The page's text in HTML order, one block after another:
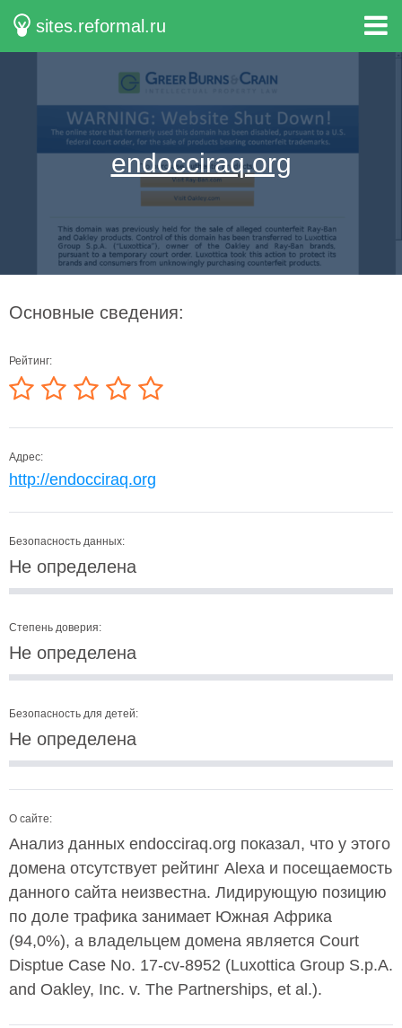
sites.reformal.ru
endocciraq.org
Основные сведения:
Рейтинг:
Адрес:
http://endocciraq.org
Безопасность данных:
Не определена
Степень доверия:
Не определена
Безопасность для детей:
Не определена
О сайте:
Анализ данных endocciraq.org показал, что у этого
домена отсутствует рейтинг Alexa и посещаемость
данного сайта неизвестна. Лидирующую позицию
по доле трафика занимает Южная Африка
(94,0%), а владельцем домена является Court
Disptue Case No. 17-cv-8952 (Luxottica Group S.p.A.
and Oakley, Inc. v. The Partnerships, et al.).